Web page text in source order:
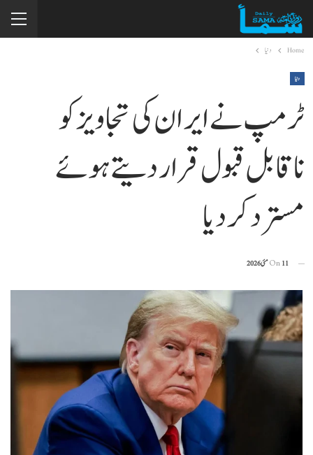
Home دنیا
دنیا
ٹرمپ نے ایران کی تجاویز کو
ناقابل قبول قرار دیتے ہوئے
مسترد کر دیا
On11 مئی 2026